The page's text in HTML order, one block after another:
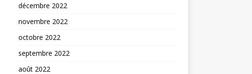
décembre 2022
novembre 2022
octobre 2022
septembre 2022
août 2022